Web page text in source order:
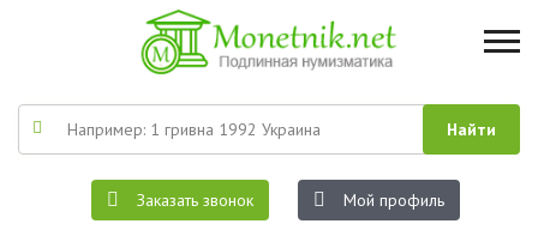
Заказать звонок Мой профиль